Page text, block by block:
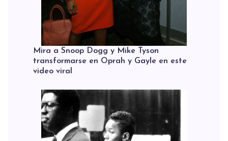
Mira a Snoop Dogg y Mike Tyson
transformarse en Oprah y Gayle en este
video viral